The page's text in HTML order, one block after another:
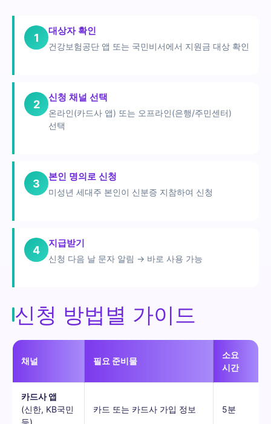
1
대상자 확인
건강보험공단 앱 또는 국민비서에서 지원금 대상 확인
2
신청 채널 선택
온라인(카드사 앱) 또는 오프라인(은행/주민센터)
선택
3
본인 명의로 신청
미성년 세대주 본인이 신분증 지참하여 신청
4
지급받기
신청 다음 날 문자 알림 → 바로 사용 가능
신청 방법별 가이드
채널 필요 준비물
소요
시간
카드사 앱
(신한, KB국민
등)
카드 또는 카드사 가입 정보 5분